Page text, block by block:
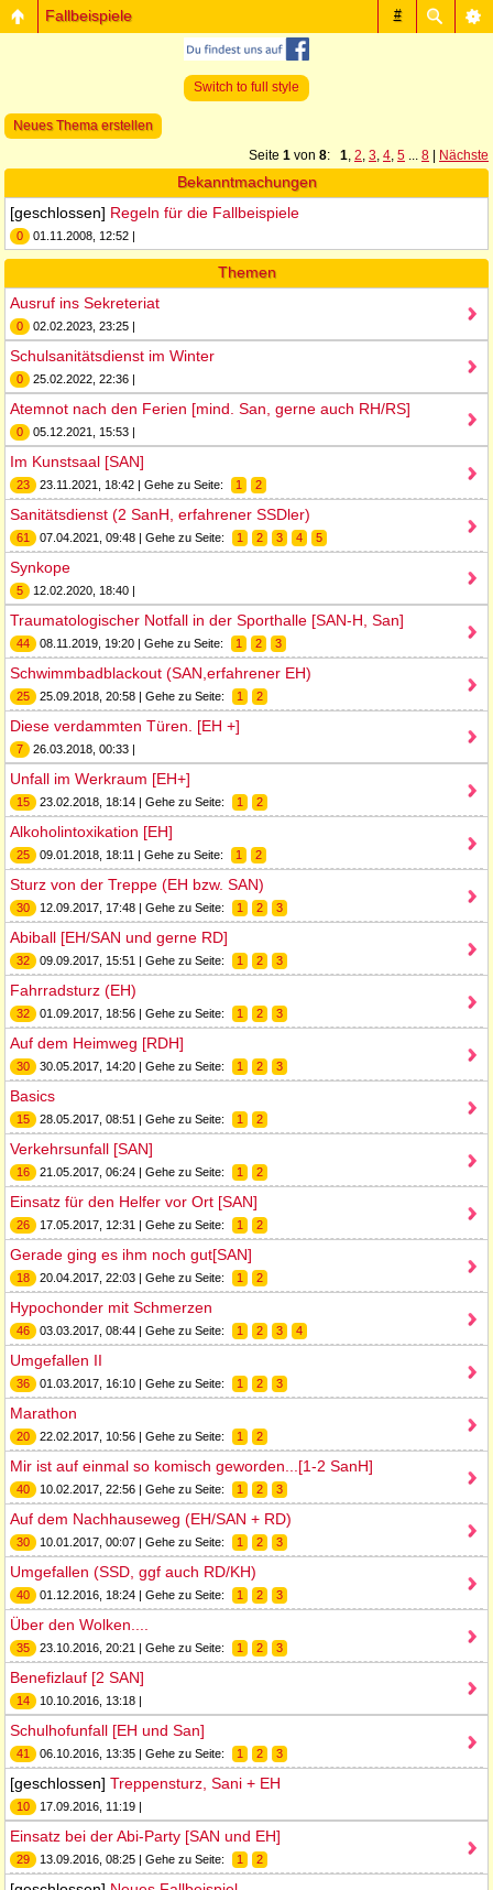
#
Fallbeispiele
Switch to full style
Neues Thema erstellen
Seite 1 von 8: 1, 2, 3, 4, 5 ... 8 Nächste
Bekanntmachungen
[geschlossen] Regeln für die Fallbeispiele
0 01.11.2008, 12:52 |
Themen
Ausruf ins Sekreteriat
0 02.02.2023, 23:25 |
Schulsanitätsdienst im Winter
0 25.02.2022, 22:36 |
Atemnot nach den Ferien [mind. San, gerne auch RH/RS]
0 05.12.2021, 15:53 |
Im Kunstsaal [SAN]
23 23.11.2021, 18:42 | Gehe zu Seite: 1 2
Sanitätsdienst (2 SanH, erfahrener SSDler)
61 07.04.2021, 09:48 | Gehe zu Seite: 1 2 3 4 5
Synkope
5 12.02.2020, 18:40 |
Traumatologischer Notfall in der Sporthalle [SAN-H, San]
44 08.11.2019, 19:20 | Gehe zu Seite: 1 2 3
Schwimmbadblackout (SAN,erfahrener EH)
25 25.09.2018, 20:58 | Gehe zu Seite: 1 2
Diese verdammten Türen. [EH +]
7 26.03.2018, 00:33 |
Unfall im Werkraum [EH+]
15 23.02.2018, 18:14 | Gehe zu Seite: 1 2
Alkoholintoxikation [EH]
25 09.01.2018, 18:11 | Gehe zu Seite: 1 2
Sturz von der Treppe (EH bzw. SAN)
30 12.09.2017, 17:48 | Gehe zu Seite: 1 2 3
Abiball [EH/SAN und gerne RD]
32 09.09.2017, 15:51 | Gehe zu Seite: 1 2 3
Fahrradsturz (EH)
32 01.09.2017, 18:56 | Gehe zu Seite: 1 2 3
Auf dem Heimweg [RDH]
30 30.05.2017, 14:20 | Gehe zu Seite: 1 2 3
Basics
15 28.05.2017, 08:51 | Gehe zu Seite: 1 2
Verkehrsunfall [SAN]
16 21.05.2017, 06:24 | Gehe zu Seite: 1 2
Einsatz für den Helfer vor Ort [SAN]
26 17.05.2017, 12:31 | Gehe zu Seite: 1 2
Gerade ging es ihm noch gut[SAN]
18 20.04.2017, 22:03 | Gehe zu Seite: 1 2
Hypochonder mit Schmerzen
46 03.03.2017, 08:44 | Gehe zu Seite: 1 2 3 4
Umgefallen II
36 01.03.2017, 16:10 | Gehe zu Seite: 1 2 3
Marathon
20 22.02.2017, 10:56 | Gehe zu Seite: 1 2
Mir ist auf einmal so komisch geworden...[1-2 SanH]
40 10.02.2017, 22:56 | Gehe zu Seite: 1 2 3
Auf dem Nachhauseweg (EH/SAN + RD)
30 10.01.2017, 00:07 | Gehe zu Seite: 1 2 3
Umgefallen (SSD, ggf auch RD/KH)
40 01.12.2016, 18:24 | Gehe zu Seite: 1 2 3
Über den Wolken....
35 23.10.2016, 20:21 | Gehe zu Seite: 1 2 3
Benefizlauf [2 SAN]
14 10.10.2016, 13:18 |
Schulhofunfall [EH und San]
41 06.10.2016, 13:35 | Gehe zu Seite: 1 2 3
[geschlossen] Treppensturz, Sani + EH
10 17.09.2016, 11:19 |
Einsatz bei der Abi-Party [SAN und EH]
29 13.09.2016, 08:25 | Gehe zu Seite: 1 2